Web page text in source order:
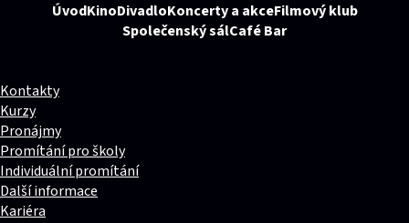
ÚvodKinoDivadloKoncerty a akceFilmový klub
Společenský sálCafé Bar
Kontakty
Kurzy
Pronájmy
Promítání pro školy
Individuální promítání
Další informace
Kariéra